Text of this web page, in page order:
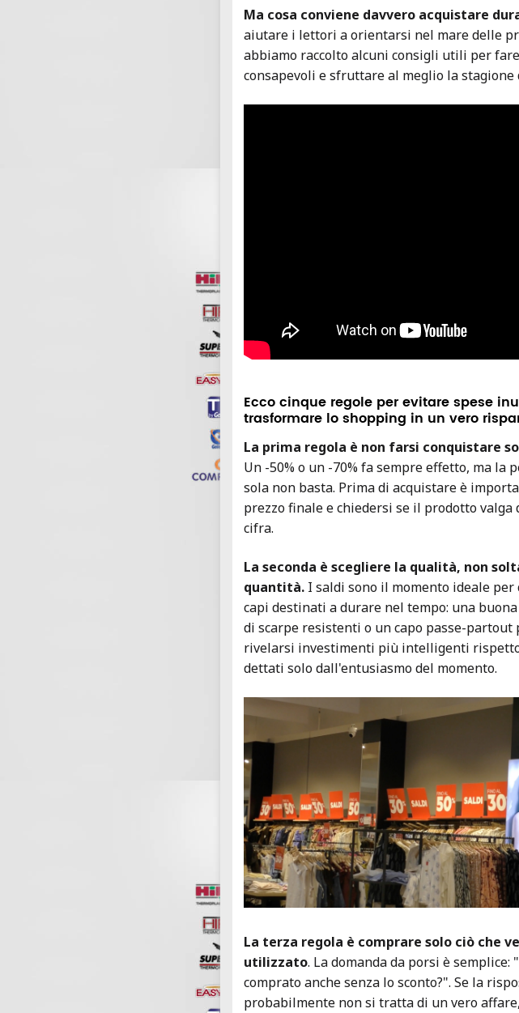
Ma cosa conviene davvero acquistare
aiutare i lettori a orientarsi nel mare delle
abbiamo raccolto alcuni consigli utili per
consapevoli e sfruttare al meglio la stagione
Ecco cinque regole per evitare spese
trasformare lo shopping in un vero
La prima regola è non farsi conquistare
Un -50% o un -70% fa sempre effetto, ma la
sola non basta. Prima di acquistare è
prezzo finale e chiedersi se il prodotto valga
cifra.
La seconda è scegliere la qualità, non
quantità. I saldi sono il momento ideale per
capi destinati a durare nel tempo: una
di scarpe resistenti o un capo passe-partout
rivelarsi investimenti più intelligenti
dettati solo dall'entusiasmo del momento.
La terza regola è comprare solo ciò che
utilizzato. La domanda da porsi è semplice:
comprato anche senza lo sconto?". Se la
probabilmente non si tratta di un vero